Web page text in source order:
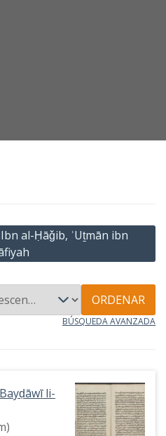
Ibn al-Ḥāǧib, ʿUṯmān ibn
ORDENAR
BÚSQUEDA AVANZADA
li-